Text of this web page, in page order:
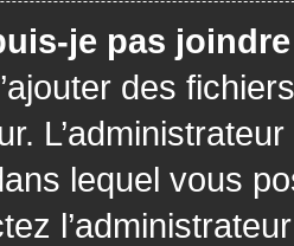
je pas
des
lequel vous